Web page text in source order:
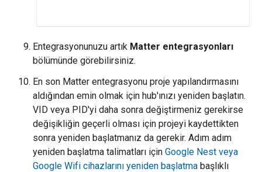
Entegrasyonunuzu artık Matter entegrasyonları
bölümünde görebilirsiniz.
En son Matter entegrasyonu proje yapılandırmasını
aldığından emin olmak için hub'ınızı yeniden başlatın.
VID veya PID'yi daha sonra değiştirmeniz gerekirse
değişikliğin geçerli olması için projeyi kaydettikten
sonra yeniden başlatmanız da gerekir. Adım adım
yeniden başlatma talimatları için Google Nest veya
Google Wifi cihazlarını yeniden başlatma başlıklı